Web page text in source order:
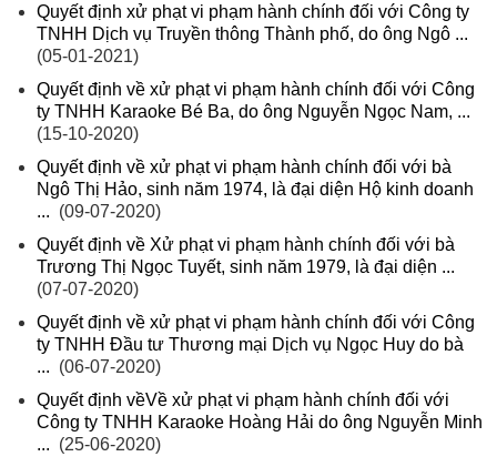
Quyết định xử phạt vi phạm hành chính đối với Công ty
TNHH Dịch vụ Truyền thông Thành phố, do ông Ngô ...
(05-01-2021)
Quyết định về xử phạt vi phạm hành chính đối với Công
ty TNHH Karaoke Bé Ba, do ông Nguyễn Ngọc Nam, ...
(15-10-2020)
Quyết định về xử phạt vi phạm hành chính đối với bà
Ngô Thị Hảo, sinh năm 1974, là đại diện Hộ kinh doanh
... (09-07-2020)
Quyết định về Xử phạt vi phạm hành chính đối với bà
Trương Thị Ngọc Tuyết, sinh năm 1979, là đại diện ...
(07-07-2020)
Quyết định về xử phạt vi phạm hành chính đối với Công
ty TNHH Đầu tư Thương mại Dịch vụ Ngọc Huy do bà
... (06-07-2020)
Quyết định vềVề xử phạt vi phạm hành chính đối với
Công ty TNHH Karaoke Hoàng Hải do ông Nguyễn Minh
... (25-06-2020)